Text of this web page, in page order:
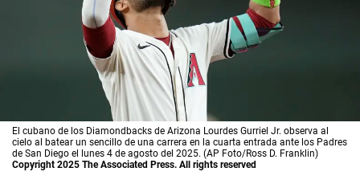
El cubano de los Diamondbacks de Arizona Lourdes Gurriel Jr. observa al
cielo al batear un sencillo de una carrera en la cuarta entrada ante los Padres
de San Diego el lunes 4 de agosto del 2025. (AP Foto/Ross D. Franklin)
Copyright 2025 The Associated Press. All rights reserved